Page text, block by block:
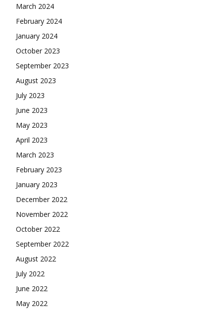
March 2024
February 2024
January 2024
October 2023
September 2023
August 2023
July 2023
June 2023
May 2023
April 2023
March 2023
February 2023
January 2023
December 2022
November 2022
October 2022
September 2022
August 2022
July 2022
June 2022
May 2022